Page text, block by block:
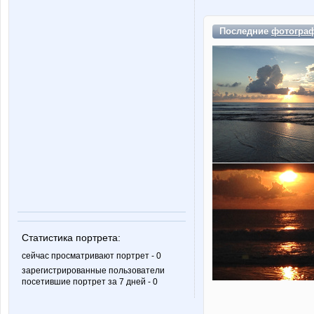
Статистика портрета:
сейчас просматривают портрет - 0
зарегистрированные пользователи
посетившие портрет за 7 дней - 0
Последние